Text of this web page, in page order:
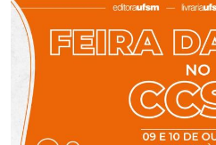
Ministério da Ciência, Tecnologia,
Ministério do Meio Ambiente
Ministério do Turismo